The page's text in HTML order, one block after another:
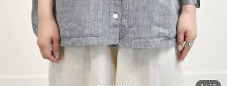
KISOGAWA BLOG